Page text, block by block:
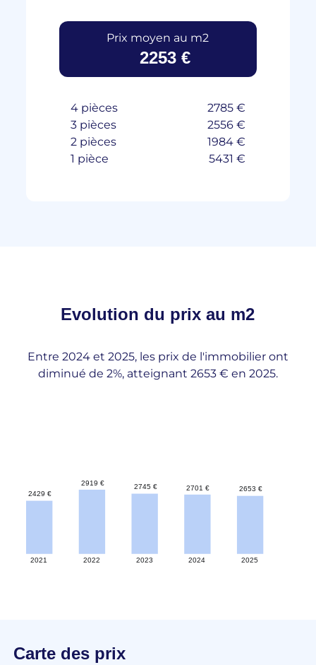
Prix moyen au m2
2253 €
4 pièces
2785 €
3 pièces
2556 €
2 pièces
1984 €
1 pièce
5431 €
Evolution du prix au m2
Entre 2024 et 2025, les prix de l'immobilier ont
diminué de 2%, atteignant 2653 € en 2025.
Carte des prix